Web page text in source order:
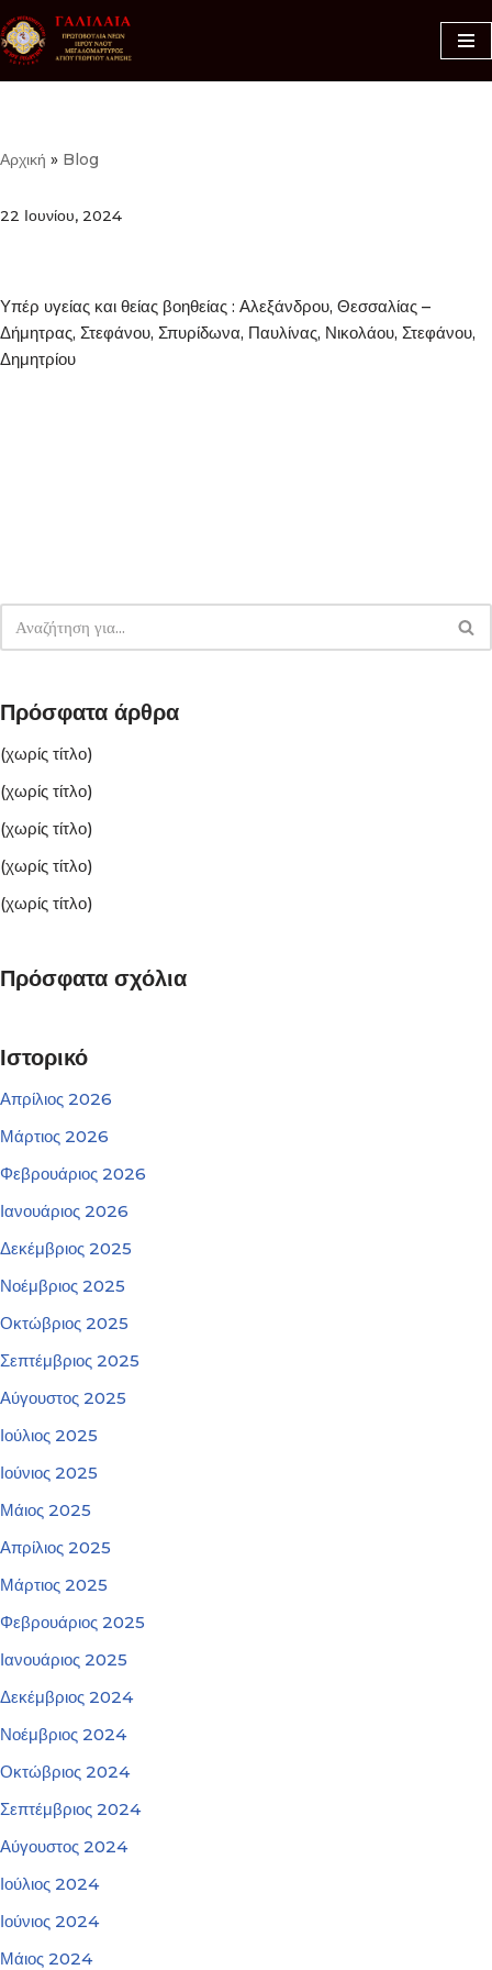
Μεταπηδήστε
στο
Αρχική » Blog
22 Ιουνίου, 2024
Υπέρ υγείας και θείας βοηθείας : Αλεξάνδρου, Θεσσαλίας –
Δήμητρας, Στεφάνου, Σπυρίδωνα, Παυλίνας, Νικολάου, Στεφάνου,
Δημητρίου
Πρόσφατα άρθρα
(χωρίς τίτλο)
(χωρίς τίτλο)
(χωρίς τίτλο)
(χωρίς τίτλο)
(χωρίς τίτλο)
Πρόσφατα σχόλια
Ιστορικό
Απρίλιος 2026
Μάρτιος 2026
Φεβρουάριος 2026
Ιανουάριος 2026
Δεκέμβριος 2025
Νοέμβριος 2025
Οκτώβριος 2025
Σεπτέμβριος 2025
Αύγουστος 2025
Ιούλιος 2025
Ιούνιος 2025
Μάιος 2025
Απρίλιος 2025
Μάρτιος 2025
Φεβρουάριος 2025
Ιανουάριος 2025
Δεκέμβριος 2024
Νοέμβριος 2024
Οκτώβριος 2024
Σεπτέμβριος 2024
Αύγουστος 2024
Ιούλιος 2024
Ιούνιος 2024
Μάιος 2024